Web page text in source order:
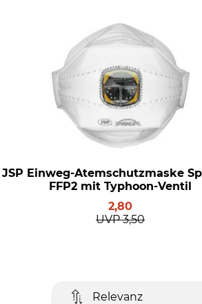
JSP Einweg-Atemschutzmaske
FFP2 mit Typhoon-Ventil
2,80
UVP 3,50
Relevanz